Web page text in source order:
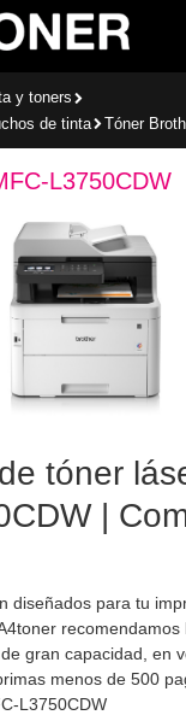
y toners
de tinta
Tóner
L3750CDW
tóner
|
diseñados para tu
gran capacidad, en
menos de 500
L3750CDW